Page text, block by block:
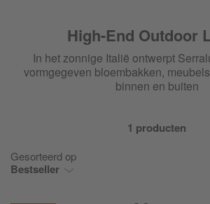
High-End Outdoor
In het zonnige Italië ontwerpt
vormgegeven bloembakken,
binnen en buiten
1 producten
Gesorteerd op
Bestseller